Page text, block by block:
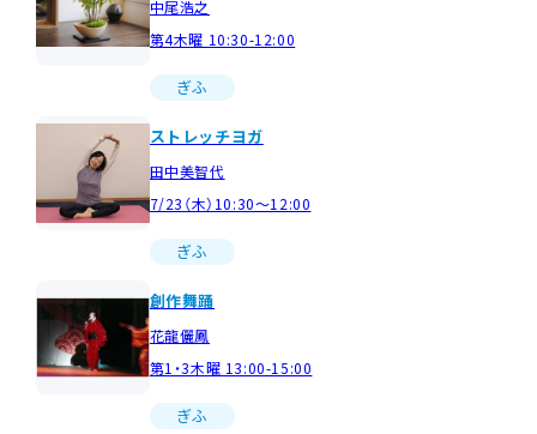
中尾浩之
第4木曜 10:30-12:00
ぎふ
ストレッチヨガ
田中美智代
7/23（木）10:30～12:00
ぎふ
創作舞踊
花龍儷鳳
第1・3木曜 13:00-15:00
ぎふ